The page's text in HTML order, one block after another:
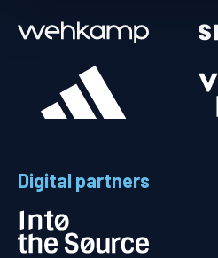
Digital partners